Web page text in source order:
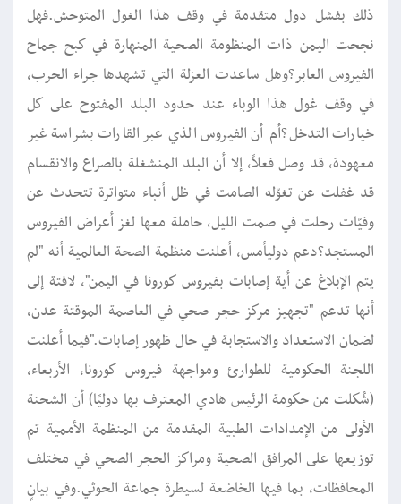
ذلك بفشل دول متقدمة في وقف هذا الغول المتوحش.فهل
نجحت اليمن ذات المنظومة الصحية المنهارة في كبح جماح
الفيروس العابر؟وهل ساعدت العزلة التي تشهدها جراء الحرب،
في وقف غول هذا الوباء عند حدود البلد المفتوح على كل
خيارات التدخل؟أم أن الفيروس الذي عبر القارات بشراسة غير
معهودة، قد وصل فعلاً، إلا أن البلد المنشغلة بالصراع والانقسام
قد غفلت عن تغوّله الصامت في ظل أنباء متواترة تتحدث عن
وفيّات رحلت في صمت الليل، حاملة معها لغز أعراض الفيروس
المستجد؟دعم دوليأمس، أعلنت منظمة الصحة العالمية أنه "لم
يتم الإبلاغ عن أية إصابات بفيروس كورونا في اليمن"، لافتة إلى
أنها تدعم "تجهيز مركز حجر صحي في العاصمة الموقتة عدن،
لضمان الاستعداد والاستجابة في حال ظهور إصابات."فيما أعلنت
اللجنة الحكومية للطوارئ ومواجهة فيروس كورونا، الأربعاء،
(شُكلت من حكومة الرئيس هادي المعترف بها دوليًا) أن الشحنة
الأولى من الإمدادات الطبية المقدمة من المنظمة الأممية تم
توزيعها على المرافق الصحية ومراكز الحجر الصحي في مختلف
المحافظات، بما فيها الخاضعة لسيطرة جماعة الحوثي.وفي بيانٍ